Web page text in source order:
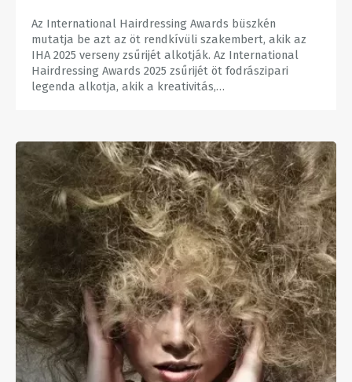
Az International Hairdressing Awards büszkén
mutatja be azt az öt rendkívüli szakembert, akik az
IHA 2025 verseny zsűrijét alkotják. Az International
Hairdressing Awards 2025 zsűrijét öt fodrászipari
legenda alkotja, akik a kreativitás,…